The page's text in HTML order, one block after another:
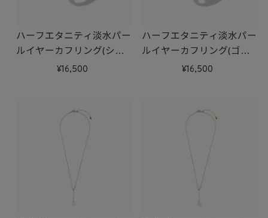
ハーフエタニティ淡水パー
ルイヤーカフリング(シル
16,500
ハーフエタニティ淡水パー
ルイヤーカフリング(ゴー
16,500